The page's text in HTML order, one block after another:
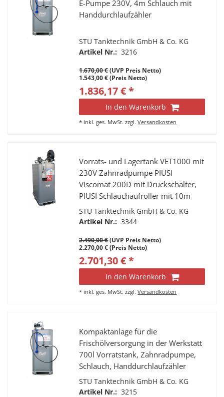
E-Pumpe 230V, 4m Schlauch mit
Handdurchlaufzähler
STU Tanktechnik GmbH & Co. KG
Artikel Nr.: 3216
1.670,00 €(UVP Preis Netto)
1.543,00 € (Preis Netto)
1.836,17 € *
In den Warenkorb
* inkl. ges. MwSt. zzgl.Versandkosten
Vorrats- und Lagertank VET1000 mit
230V Zahnradpumpe PIUSI
Viscomat 200D mit Druckschalter,
PIUSI Schlauchaufroller mit 10m
Hochdruckschlauch und
Handdurchlaufzähler K400
STU Tanktechnik GmbH & Co. KG
Artikel Nr.: 3344
2.490,00 €(UVP Preis Netto)
2.270,00 € (Preis Netto)
2.701,30 € *
In den Warenkorb
* inkl. ges. MwSt. zzgl.Versandkosten
Kompaktanlage für die
Frischölversorgung in der Werkstatt
700l Vorratstank, Zahnradpumpe,
Schlauch, Handdurchlaufzähler
K400 mit Drehgelenk
STU Tanktechnik GmbH & Co. KG
Artikel Nr.: 3215